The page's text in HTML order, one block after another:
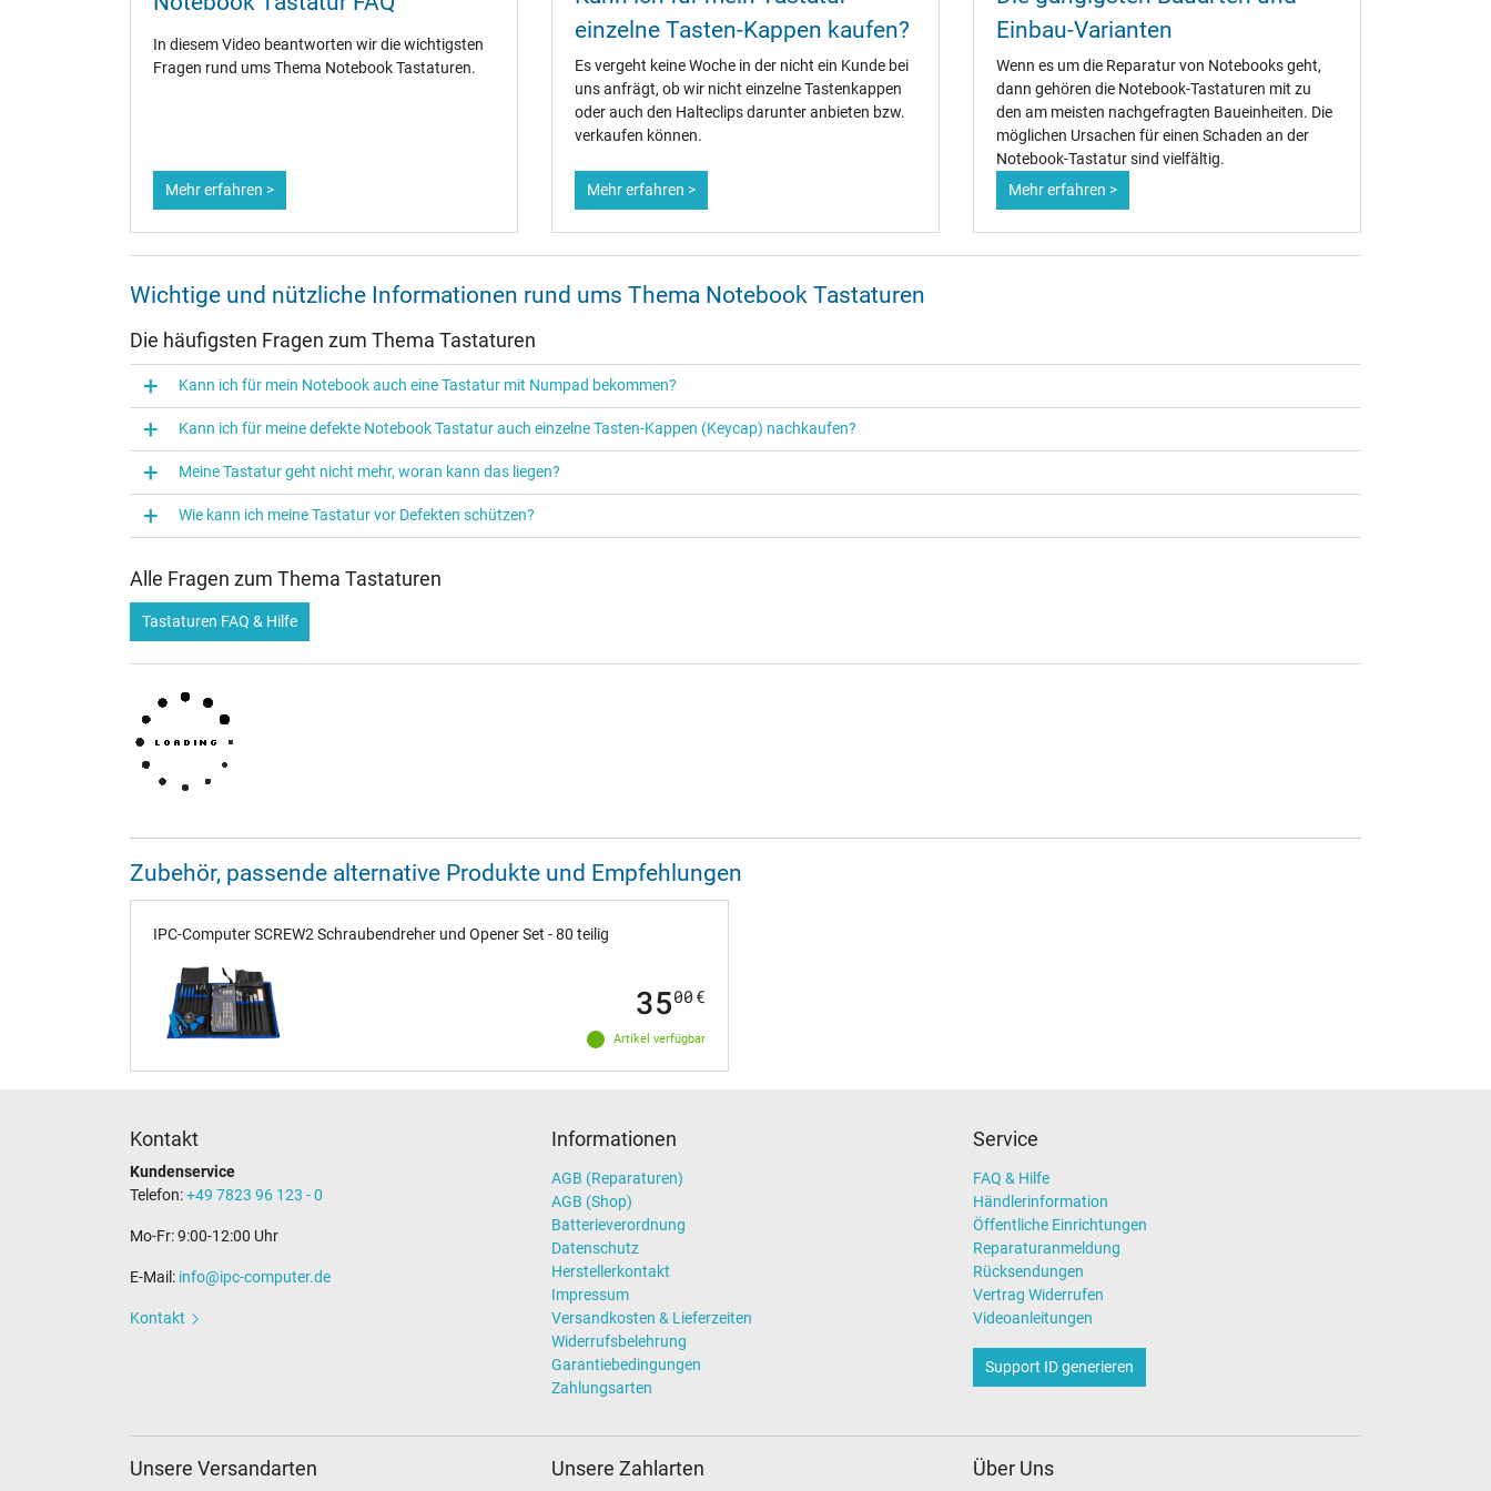
In diesem Video beantworten wir die wichtigsten
Fragen rund ums Thema Notebook Tastaturen.
Mehr erfahren >
einzelne Tasten-Kappen kaufen?
Es vergeht keine Woche in der nicht ein Kunde bei
uns anfrägt, ob wir nicht einzelne Tastenkappen
oder auch den Halteclips darunter anbieten bzw.
verkaufen können.
Mehr erfahren >
Einbau-Varianten
Wenn es um die Reparatur von Notebooks geht,
dann gehören die Notebook-Tastaturen mit zu
den am meisten nachgefragten Baueinheiten. Die
möglichen Ursachen für einen Schaden an der
Notebook-Tastatur sind vielfältig.
Mehr erfahren >
Wichtige und nützliche Informationen rund ums Thema Notebook Tastaturen
Die häufigsten Fragen zum Thema Tastaturen
Kann ich für mein Notebook auch eine Tastatur mit Numpad bekommen?
Kann ich für meine defekte Notebook Tastatur auch einzelne Tasten-Kappen (Keycap) nachkaufen?
Meine Tastatur geht nicht mehr, woran kann das liegen?
Wie kann ich meine Tastatur vor Defekten schützen?
Alle Fragen zum Thema Tastaturen
Tastaturen FAQ & Hilfe
Zubehör, passende alternative Produkte und Empfehlungen
IPC-Computer SCREW2 Schraubendreher und Opener Set - 80 teilig
Artikel verfügbar
3500 €
Kontakt
Kundenservice
Telefon:+49 7823 96 123 - 0
Mo-Fr: 9:00-12:00 Uhr
E-Mail: info@ipc-computer.de
Kontakt
Informationen
AGB (Reparaturen)
AGB (Shop)
Batterieverordnung
Datenschutz
Herstellerkontakt
Impressum
Versandkosten & Lieferzeiten
Widerrufsbelehrung
Garantiebedingungen
Zahlungsarten
Service
FAQ & Hilfe
Händlerinformation
Öffentliche Einrichtungen
Reparaturanmeldung
Rücksendungen
Vertrag Widerrufen
Videoanleitungen
Support ID generieren
Über Uns
Unsere Versandarten Unsere Zahlarten